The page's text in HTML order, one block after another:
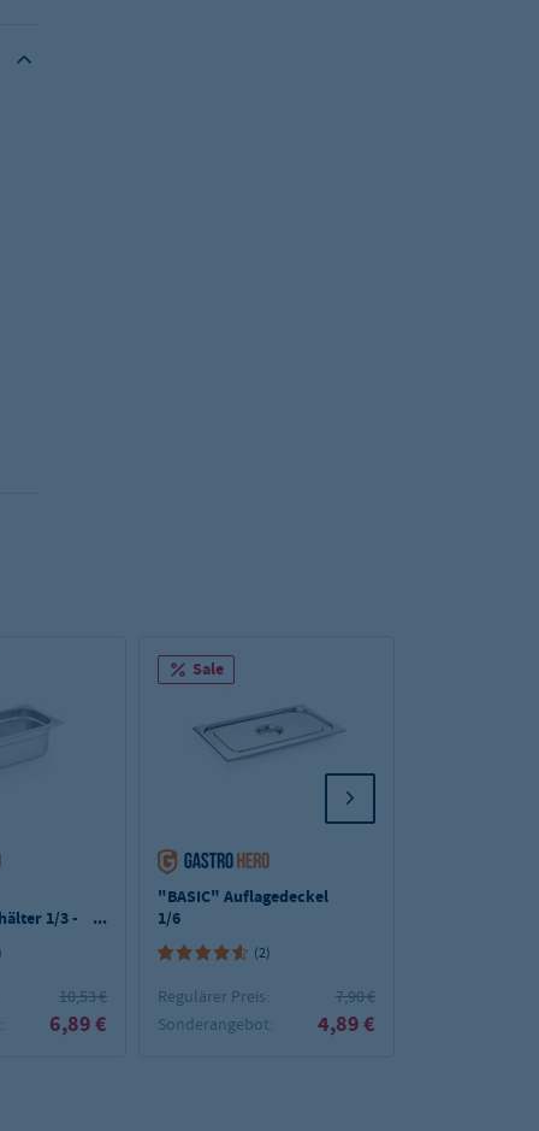
1/3 -
10,53 €
6,89 €
Sale
"BASIC" Auflagedeckel
1/6
(2)
Regulärer Preis:
7,90 €
Sonderangebot:
4,89 €